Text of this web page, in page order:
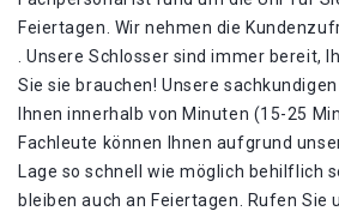
Feiertagen. Wir nehmen die
. Unsere Schlosser sind immer bereit,
Sie sie brauchen! Unsere
Ihnen innerhalb von Minuten (15-25
Fachleute können Ihnen aufgrund
Lage so schnell wie möglich behilflich
bleiben auch an Feiertagen. Rufen Sie